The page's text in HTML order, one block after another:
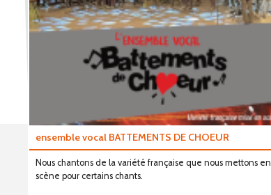
ensemble vocal BATTEMENTS DE CHOEUR
Nous chantons de la variété française que nous mettons en
scène pour certains chants.